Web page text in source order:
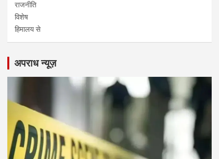
राजनीति
विशेष
हिमालय से
अपराध न्यूज़